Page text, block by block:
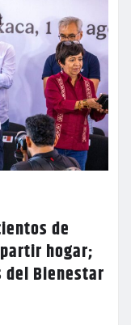
de
hogar;
del Bienestar